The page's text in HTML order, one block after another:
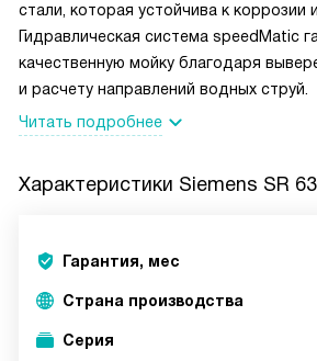
стали, которая устойчива к коррозии
Гидравлическая система speedMatic
качественную мойку благодаря
и расчету направлений водных струй.
Читать подробнее
Характеристики Siemens SR
Гарантия, мес
Страна производства
Серия